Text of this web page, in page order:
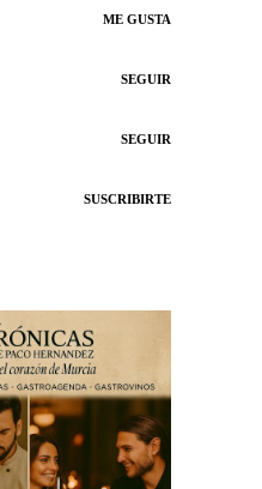
ME GUSTA
SEGUIR
SEGUIR
SUSCRIBIRTE